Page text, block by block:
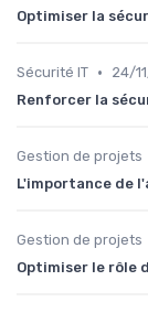
Optimiser la
Sécurité IT •
24/
Renforcer la
Gestion de projets
L'importance de
Gestion de projets
Optimiser le rôle